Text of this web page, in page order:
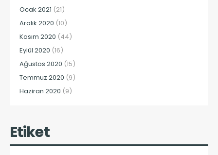
Ocak 2021 (21)
Aralık 2020 (10)
Kasım 2020 (44)
Eylül 2020 (16)
Ağustos 2020 (15)
Temmuz 2020 (9)
Haziran 2020 (9)
Etiket